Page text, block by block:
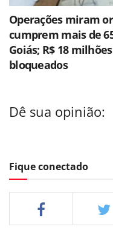
Operações miram
cumprem mais de
Goiás; R$ 18
bloqueados
Dê sua opinião:
Fique conectado